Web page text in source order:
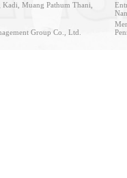
Muang Pathum Thani,
Group Co., Ltd.